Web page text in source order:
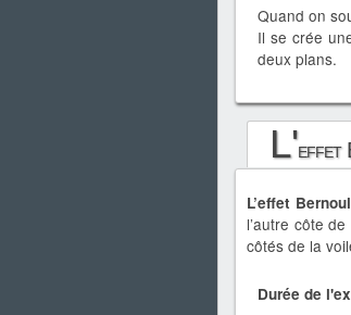
Quand on
Il se crée
deux plans.
L'effet
L’effet
l’autre côte
côtés de la
Durée de